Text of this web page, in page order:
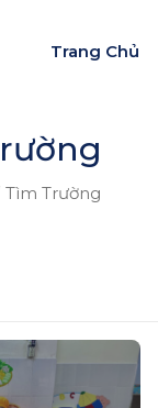
Trang Chủ
Tìm Trường